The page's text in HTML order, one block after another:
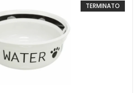
TERMINATO